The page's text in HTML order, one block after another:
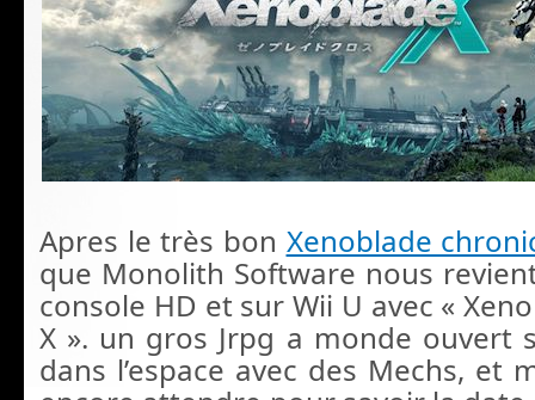
Apres le très bon Xenoblade
que Monolith Software nous
console HD et sur Wii U avec «
X ». un gros Jrpg a monde ouvert
dans l’espace avec des Mechs, et